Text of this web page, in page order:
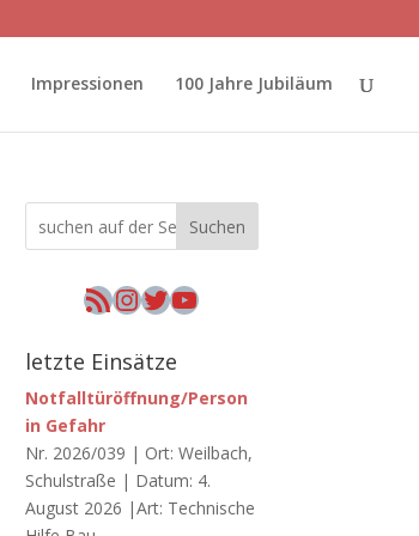
Impressionen 100 Jahre Jubiläum
Suchen
RSS-Feed
Instagram
Twitter
YouTube
letzte Einsätze
Notfalltüröffnung/Person
in Gefahr
Nr. 2026/039 | Ort: Weilbach,
Schulstraße | Datum: 4.
August 2026 |Art: Technische